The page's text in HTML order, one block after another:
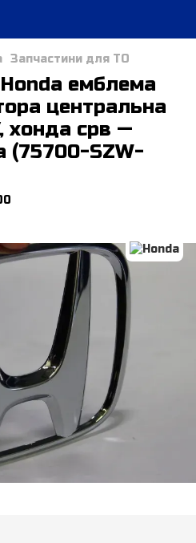
Запчастини для ТО
емблема
центральна
хонда срв —
(75700-SZW-